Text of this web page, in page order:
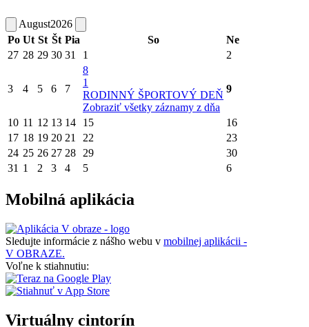
August2026
Po Ut St Št Pia So
Ne
27 28 29 30 31 1 2
3 4 5 6 7
8
1
RODINNÝ ŠPORTOVÝ DEŇ
Zobraziť všetky záznamy z dňa
9
10 11 12 13 14 15
16
17 18 19 20 21 22
23
24 25 26 27 28 29
30
31 1 2 3 4 5 6
Mobilná aplikácia
Sledujte informácie z nášho webu v mobilnej aplikácii -
V OBRAZE.
Voľne k stiahnutiu:
Virtuálny cintorín